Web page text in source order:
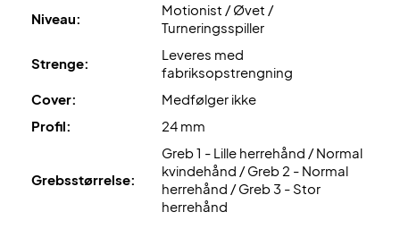
Niveau:
Motionist / Øvet /
Turneringsspiller
Strenge:
Leveres med
fabriksopstrengning
Cover:
Medfølger ikke
Profil:
24 mm
Grebsstørrelse:
Greb 1 - Lille herrehånd / Normal
kvindehånd / Greb 2 - Normal
herrehånd / Greb 3 - Stor
herrehånd